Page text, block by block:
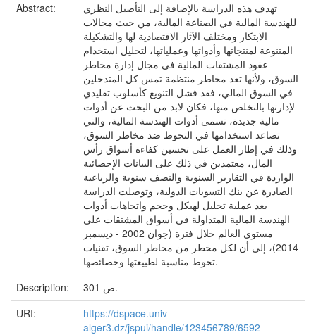
Abstract:
تهدف هذه الدراسة بالإضافة إلى التأصيل النظري
للهندسة المالية في الصناعة المالية، من حيث مجالات
الابتكار ومختلف الآثار الاقتصادية لها والتشكيلة
المتنوعة لمنتجاتها وأدواتها وعملياتها، لتحليل استخدام
عقود المشتقات المالية في مجال إدارة مخاطر
السوق، ولأنها تعد مخاطر منتظمة تمس كل المتدخلين
في السوق المالي، فقد فشل التنويع كأسلوب تقليدي
لإدارتها بالتخلص منها، فكان لابد من البحث عن أدوات
مالية جديدة، تسمى أدوات الهندسة المالية، والتي
تصاعد استخدامها في التحوط ضد مخاطر السوق،
وذلك في إطار العمل على تحسين كفاءة أسواق رأس
المال، معتمدين في ذلك على البيانات الإحصائية
الواردة في التقارير السنوية والنصف سنوية والرباعية
الصادرة عن بنك التسويات الدولية، وتوصلت الدراسة
بعد عملية تحليل لهيكل وحجم واتجاهات أدوات
الهندسة المالية المتداولة في أسواق المشتقات على
مستوى العالم خلال فترة (جوان 2002 - ديسمبر
2014)، إلى أن لكل مخطر من مخاطر السوق، تقنيات
تحوط مناسبة لطبيعتها وخصائصها.
Description:
301 ص.
URI:
https://dspace.univ-
alger3.dz/jspui/handle/123456789/6592